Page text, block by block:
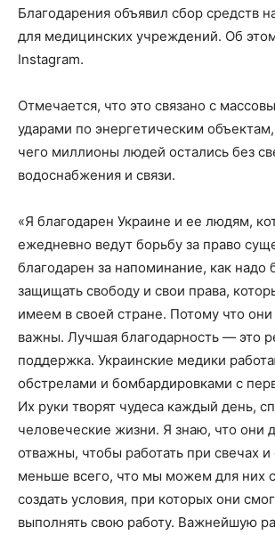
Благодарения объявил сбор средств
для медицинских учреждений. Об
Instagram.
Отмечается, что это связано с
ударами по энергетическим объектам,
чего миллионы людей остались без
водоснабжения и связи.
«Я благодарен Украине и ее людям,
ежедневно ведут борьбу за право
благодарен за напоминание, как надо
защищать свободу и свои права,
имеем в своей стране. Потому что они
важны. Лучшая благодарность — это
поддержка. Украинские медики
обстрелами и бомбардировками с
Их руки творят чудеса каждый день,
человеческие жизни. Я знаю, что они
отважны, чтобы работать при свечах
меньше всего, что мы можем для них
создать условия, при которых они
выполнять свою работу. Важнейшую